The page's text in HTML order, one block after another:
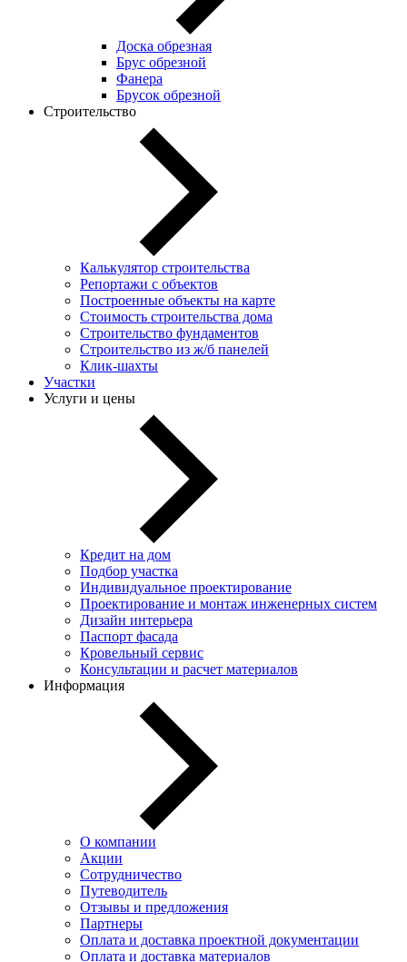
Доска обрезная
Брус обрезной
Фанера
Брусок обрезной
Строительство
Калькулятор строительства
Репортажи с объектов
Построенные объекты на карте
Стоимость строительства дома
Строительство фундаментов
Строительство из ж/б панелей
Клик-шахты
Участки
Услуги и цены
Кредит на дом
Подбор участка
Индивидуальное проектирование
Проектирование и монтаж инженерных систем
Дизайн интерьера
Паспорт фасада
Кровельный сервис
Консультации и расчет материалов
Информация
О компании
Акции
Сотрудничество
Путеводитель
Отзывы и предложения
Партнеры
Оплата и доставка проектной документации
Оплата и доставка материалов